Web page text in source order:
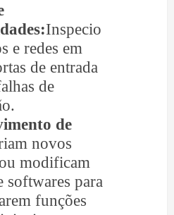
Inspecio
e redes em
de entrada
de
de
novos
modificam
softwares para
funções